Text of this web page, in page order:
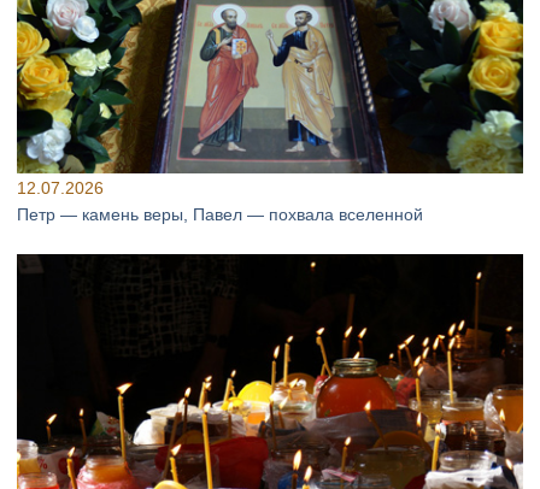
12.07.2026
Петр — камень веры, Павел — похвала вселенной